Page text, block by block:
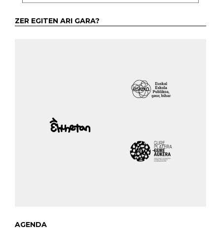
ZER EGITEN ARI GARA?
AGENDA